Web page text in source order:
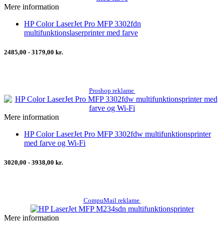
Mere information
HP Color LaserJet Pro MFP 3302fdn
multifunktionslaserprinter med farve
2485,00 - 3179,00 kr.
Proshop reklame
Mere information
HP Color LaserJet Pro MFP 3302fdw multifunktionsprinter
med farve og Wi-Fi
3020,00 - 3938,00 kr.
CompuMail reklame
Mere information